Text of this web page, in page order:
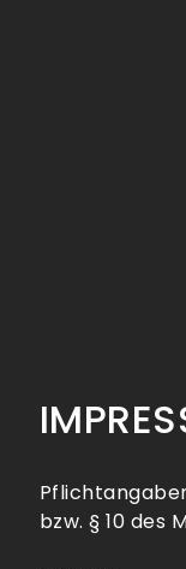
bzw. § 10 des